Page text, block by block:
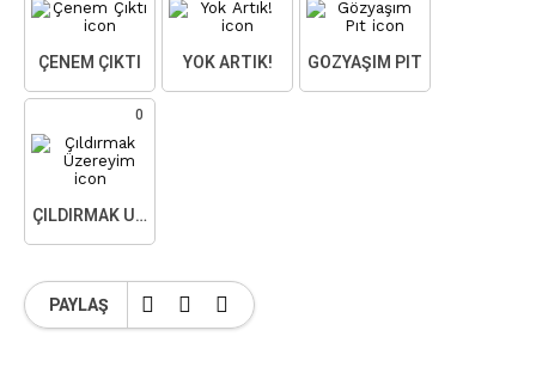
ÇENEM ÇIKTI YOK ARTIK! GÖZYAŞIM PIT
0
ÇILDIRMAK ÜZEREYIM
PAYLAŞ